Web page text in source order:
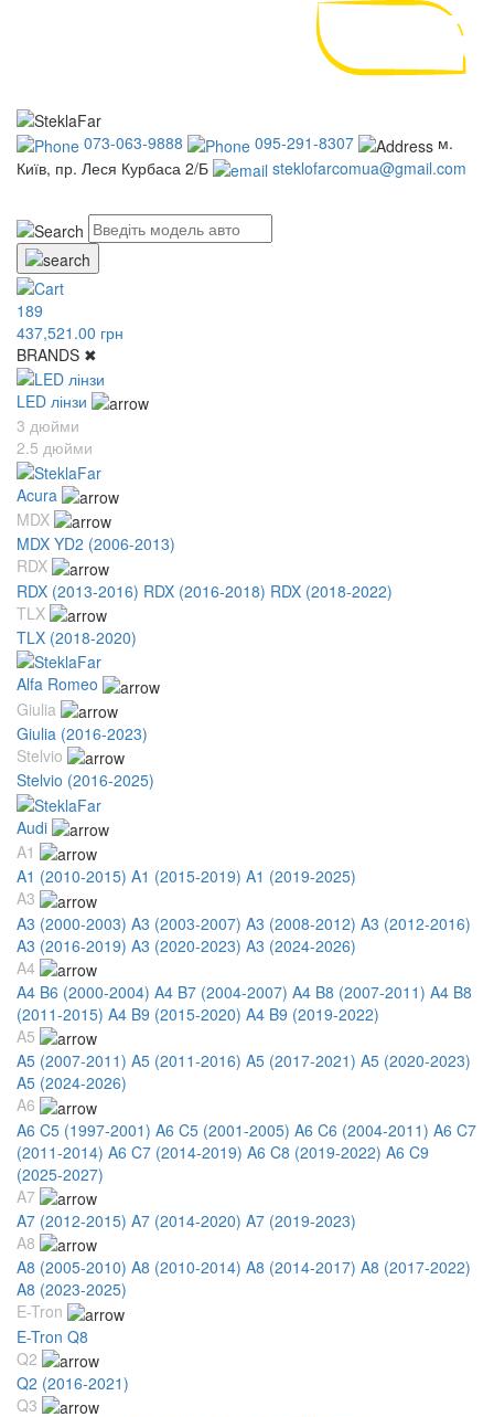
073-063-9888 095-291-8307
м.
Київ, пр. Леся Курбаса 2/Б
steklofarcomua@gmail.com
189
437,521.00 грн
BRANDS ✖
LED лінзи
3 дюйми
2.5 дюйми
Acura
MDX
MDX YD2 (2006-2013)
RDX
RDX (2013-2016) RDX (2016-2018) RDX (2018-2022)
TLX
TLX (2018-2020)
Alfa Romeo
Giulia
Giulia (2016-2023)
Stelvio
Stelvio (2016-2025)
Audi
A1
A1 (2010-2015) A1 (2015-2019) A1 (2019-2025)
A3
A3 (2000-2003) A3 (2003-2007) A3 (2008-2012) A3 (2012-2016)
A3 (2016-2019) A3 (2020-2023) A3 (2024-2026)
A4
A4 B6 (2000-2004) A4 B7 (2004-2007) A4 B8 (2007-2011) A4 B8
(2011-2015) A4 B9 (2015-2020) A4 B9 (2019-2022)
A5
A5 (2007-2011) A5 (2011-2016) A5 (2017-2021) A5 (2020-2023)
A5 (2024-2026)
A6
A6 C5 (1997-2001) A6 C5 (2001-2005) A6 C6 (2004-2011) A6 C7
(2011-2014) A6 C7 (2014-2019) A6 C8 (2019-2022) A6 C9
(2025-2027)
A7
A7 (2012-2015) A7 (2014-2020) A7 (2019-2023)
A8
A8 (2005-2010) A8 (2010-2014) A8 (2014-2017) A8 (2017-2022)
A8 (2023-2025)
E-Tron
E-Tron Q8
Q2
Q2 (2016-2021)
Q3